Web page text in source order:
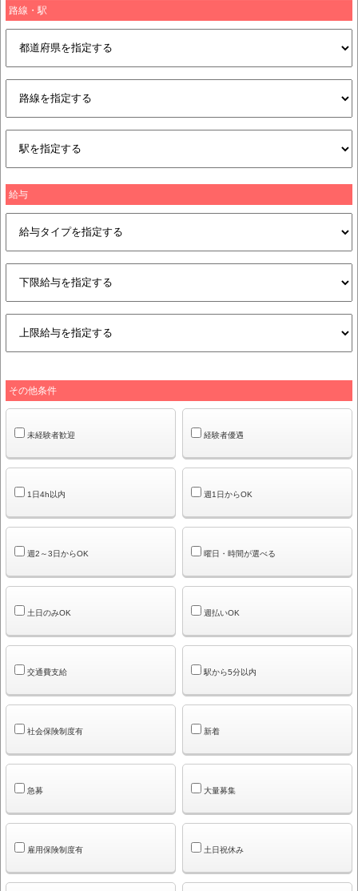
路線・駅
給与
その他条件
未経験者歓迎 経験者優遇
1日4h以内 週1日からOK
週2～3日からOK 曜日・時間が選べる
土日のみOK 週払いOK
交通費支給 駅から5分以内
社会保険制度有 新着
急募 大量募集
雇用保険制度有 土日祝休み